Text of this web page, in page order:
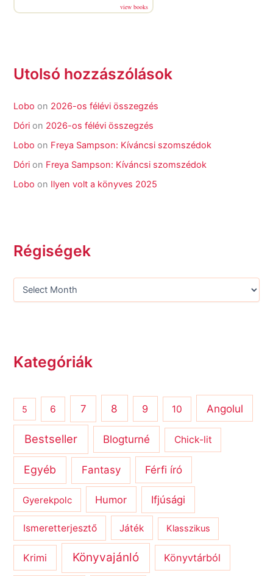
view books
Utolsó hozzászólások
Lobo on 2026-os félévi összegzés
Dóri on 2026-os félévi összegzés
Lobo on Freya Sampson: Kíváncsi szomszédok
Dóri on Freya Sampson: Kíváncsi szomszédok
Lobo on Ilyen volt a könyves 2025
Régiségek
Kategóriák
5 6 7 8 9 10 Angolul
Bestseller Blogturné Chick-lit
Egyéb Fantasy Férfi író
Gyerekpolc Humor Ifjúsági
Ismeretterjesztő Játék Klasszikus
Krimi Könyvajánló Könyvtárból